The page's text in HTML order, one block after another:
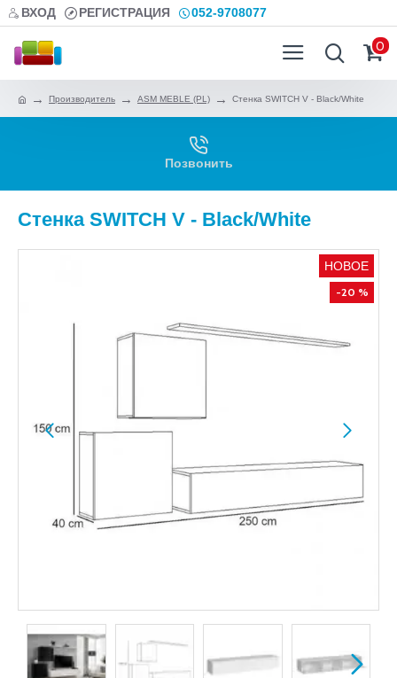
ВХОД РЕГИСТРАЦИЯ 052-9708077
0
Производитель ASM MEBLE (PL) Стенка SWITCH V - Black/White
Позвонить
Стенка SWITCH V - Black/White
НОВОЕ
-20 %